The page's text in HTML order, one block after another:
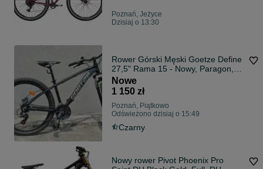
Poznań, Jeżyce
Dzisiaj o 13:30
Rower Górski Męski Goetze Define
27,5" Rama 15 - Nowy, Paragon,
Gwarancja, Poznań
Nowe
1 150 zł
Poznań, Piątkowo
Odświeżono dzisiaj o 15:49
Czarny
Nowy rower Pivot Phoenix Pro